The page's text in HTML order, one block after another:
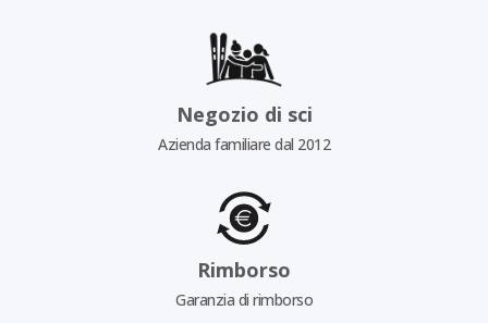
Negozio di sci
Azienda familiare dal 2012
Rimborso
Garanzia di rimborso